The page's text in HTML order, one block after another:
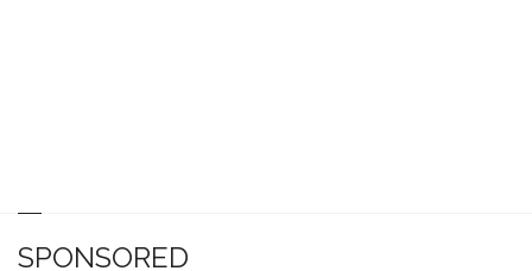
SPONSORED